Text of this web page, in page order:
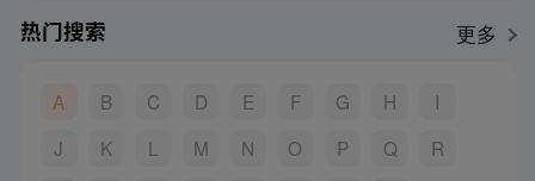
热门搜索 更多
A B C D E F G H
I
J
K L M N O P Q
R